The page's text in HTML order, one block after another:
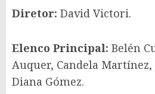
Diretor: David Victori.
Elenco Principal: Belén
Auquer, Candela
Diana Gómez.